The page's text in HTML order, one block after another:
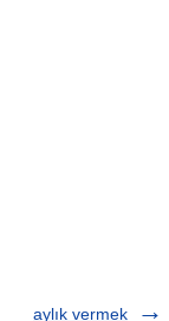
aylık vermek